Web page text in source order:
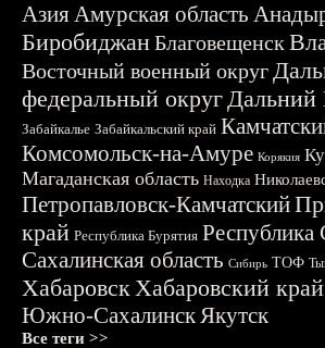
АзияАмурская область
БиробиджанБлаговещенск
Восточный военный округ
федеральный округДальний
Забайкалье Забайкальский край
Комсомольск-на-Амуре Корякия
Магаданская область Находка
Петропавловск-Камчатский
край Республика Бурятия Республика
Сахалинская область Сибирь ТОФ
ХабаровскХабаровский край
Южно-СахалинскЯкутск
Все теги >>